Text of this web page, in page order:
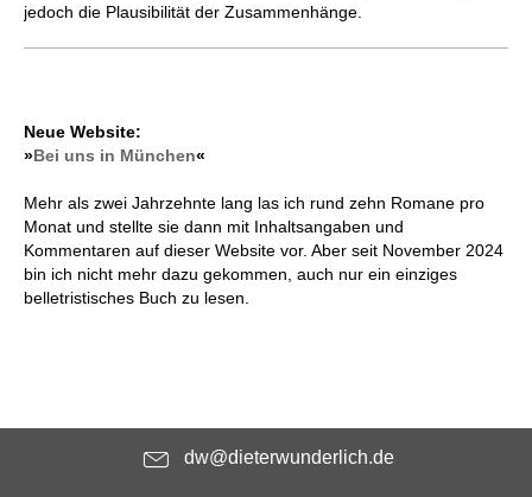
jedoch die Plausibilität der Zusammenhänge.
Neue Website:
»Bei uns in München«
Mehr als zwei Jahrzehnte lang las ich rund zehn Romane pro
Monat und stellte sie dann mit Inhaltsangaben und
Kommentaren auf dieser Website vor. Aber seit November 2024
bin ich nicht mehr dazu gekommen, auch nur ein einziges
belletristisches Buch zu lesen.
dw@dieterwunderlich.de